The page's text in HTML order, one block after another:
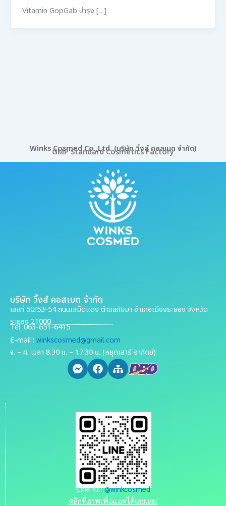
Vitamin GopGab บำรุง […]
Winks Cosmed Co.,Ltd. (บริษัท วิ้งส์ คอสเมด จำกัด)
GMP Standard Cosmetics Factory
บริษัท วิ้งส์ คอสเมด จำกัด
เลขที่ 50/53-54 ถนนเสม็ดแดง ตำบลทับมา อำเภอเมืองระยอง จังหวัด
ระยอง 21000
Tel. 063-651-6415
E-mail : winkscosmed@gmail.com
จ. – ศ. เวลา 8.30 น. – 17.30 น. (หยุดเสาร์ อาทิตย์)
Line ID :@winkcosmed
คลิกที่ภาพเพื่อแอดได้เลยเลย!